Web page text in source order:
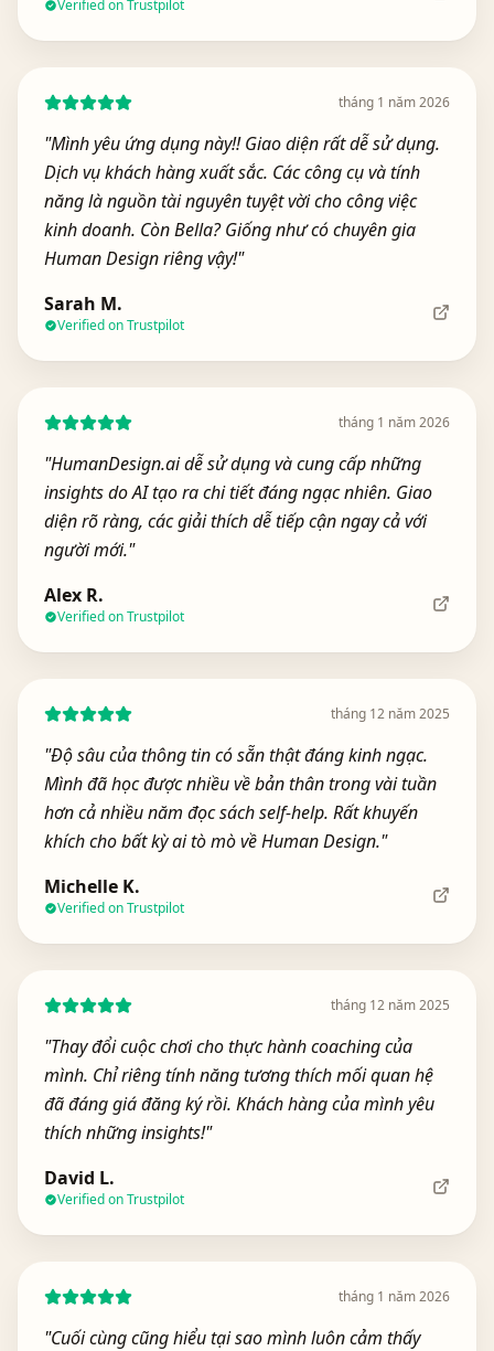
Verified on Trustpilot
tháng 1 năm 2026
"Mình yêu ứng dụng này!! Giao diện rất dễ sử dụng.
Dịch vụ khách hàng xuất sắc. Các công cụ và tính
năng là nguồn tài nguyên tuyệt vời cho công việc
kinh doanh. Còn Bella? Giống như có chuyên gia
Human Design riêng vậy!"
Sarah M.
Verified on Trustpilot
tháng 1 năm 2026
"HumanDesign.ai dễ sử dụng và cung cấp những
insights do AI tạo ra chi tiết đáng ngạc nhiên. Giao
diện rõ ràng, các giải thích dễ tiếp cận ngay cả với
người mới."
Alex R.
Verified on Trustpilot
tháng 12 năm 2025
"Độ sâu của thông tin có sẵn thật đáng kinh ngạc.
Mình đã học được nhiều về bản thân trong vài tuần
hơn cả nhiều năm đọc sách self-help. Rất khuyến
khích cho bất kỳ ai tò mò về Human Design."
Michelle K.
Verified on Trustpilot
tháng 12 năm 2025
"Thay đổi cuộc chơi cho thực hành coaching của
mình. Chỉ riêng tính năng tương thích mối quan hệ
đã đáng giá đăng ký rồi. Khách hàng của mình yêu
thích những insights!"
David L.
Verified on Trustpilot
tháng 1 năm 2026
"Cuối cùng cũng hiểu tại sao mình luôn cảm thấy